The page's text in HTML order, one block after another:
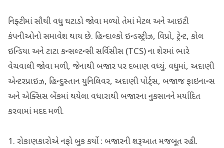
નિફ્ટીમાં સૌથી વધુ ઘટાડો જોવા મળ્યો તેમાં મેટલ અને આઇટી
કંપનીઓનો સમાવેશ થાય છે. હિન્દાલ્કો ઇન્ડસ્ટ્રીઝ, વિપ્રો, ટ્રેન્ટ, કોલ
ઇન્ડિયા અને ટાટા કન્સલ્ટન્સી સર્વિસીસ (TCS) ના શેરમાં ભારે
વેચવાલી જોવા મળી, જેનાથી બજાર પર દબાણ વધ્યું. વધુમાં, અદાણી
એન્ટરપ્રાઇઝ, હિન્દુસ્તાન યુનિલિવર, અદાણી પોર્ટ્સ, બજાજ ફાઇનાન્સ
અને એક્સિસ બેંકમાં થયેલા વધારાથી બજારના નુકસાનને મર્યાદિત
કરવામાં મદદ મળી.
1. રોકાણકારોએ નફો બુક કર્યો : બજારની શરૂઆત મજબૂત રહી.